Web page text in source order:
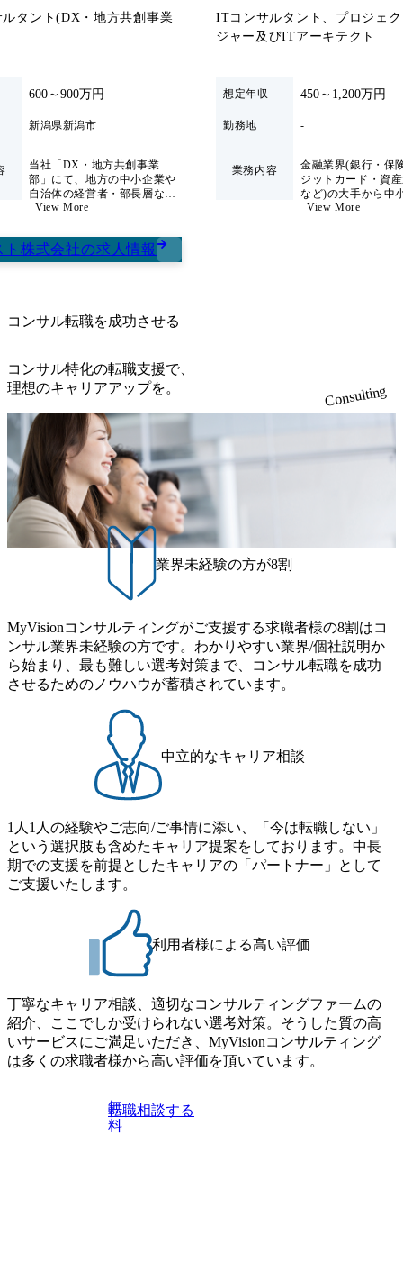
収集から始めたい方にもご参加いただきやすい内容となって
おります。 ※応募意思は不問です。 ※本説明会は未経験者
向けの内容となっております。 ※各回同内容です。 ●内容
(銀行・保険・クレジットカード・資産運用会社など)の大手
から中小企業に対して、ITを活用した課題解決を支援するコ
ンサルティング業務をご担当いただきます。 【具体的に
で幅広く携わります。単なる実行支援にとどまらず、お客様
と同じ立場・視点で考え、課題の本質を捉えたうえで改善提
案や具体的な施策を立案し推進します。システム導入後も継
るような信頼されるパートナーを目指します。 オンライン
(Zoom) ※画面/音声はオフでも問題ございません。 ITコンサ
用した無人AIレジなど、イノベーション事業にも注力し、
社会問題の解決や地域創生に取り組んでいる。 2025年2月時
on.appspot.com/public/images/20251216202924_f72201da-c53f-4c
用、それぞれのスタートに合わせた研修制度を整備 社員の
ながらスキルを磨くことができる。 ​ サインポストでは資格
取得支援制度を設けており、社員がさまざまな資格を取得し
ております。 以前までは約70%が資格を所持していました
ており40.3%。 *システムアナリスト、PMP、銀行業務検定
など他多数 住宅手当や引っ越し補助など、社員の生活をサ
援している。 ​ 月の残業時間平均 20.5 時間 2026年5月26日
情報収集から始めたい方にもご参加いただきやすい内容とな
っております。 ※応募意思は不問です。 ※本説明会は未経
験者向けの内容となっております。 ※各回同内容です。 ●
内容 ・会社紹介、業務内容説明、質疑応答 ●業務内容 金融
業界(銀行・保険・クレジットカード・資産運用会社など)の
大手から中小企業に対して、ITを活用した課題解決を支援す
るコンサルティング業務をご担当いただきます。 【具体的
には】 顧客組織の「一員」として、上流工程から実行支援
まで幅広く携わります。単なる実行支援にとどまらず、お客
様と同じ立場・視点で考え、課題の本質を捉えたうえで改善
提案や具体的な施策を立案し推進します。システム導入後も
継続的にフォローし、「困った時はまず相談したい」と思わ
れるような信頼されるパートナーを目指します。 オンライ
ン(Zoom) ※画面/音声はオフでも問題ございません。 ITコン
サルタント職に興味のある方
タント(DX・地方共創事業
600～900万円
新潟県新潟市
当社「DX・地方共創事業
部」にて、地方の中小企業や
自治体の経営者・部長層など
を対象に、DX推進・業務変
業務をお任せします。 課題の
抽出から解決策の立案・実
行、導入後の定着・運用支援
す。 【具体的には】 ・顧客
行ロードマップ作成 ・経営
層・現場双方への変革イメー
ジ共有や納得感の醸成 ・課題
解決策の企画立案・提案・実
行支援 ・IT活用に向けた業
務・システムモデル作成や調
達支援 ・プロジェクトマネジ
メントおよび進行管理 【組織
構成】 ・在籍:9名 男女
比:5:4 ・20代～50代まで幅広
い年齢層のメンバーが在籍 ※
マネージャー1名に対し、メ
ンバー3名のチーム体制を想
割】 ・部下複数名のマネジメ
ントを行いながら、ヒアリン
グから提案・受注までを主体
案件を自走で管理・遂行でき
ること ・複数案件(3～5件)を
マルチタスクで管理し、自律
的に動けること
View More
ITコンサルタント、プロジェ
ジャー及びITアーキテクト
想定年収 450～1,200万円
勤務地 -
業務内容
金融業界(銀行・保
ジットカード・資
など)の大手から中
対して、ITを活用
まず相談したい」
ような信頼される
役割もお任せしま
View More
ト株式会社の求人情報
コンサル転職を成功させる
コンサル特化の転職支援で、
理想のキャリアアップを。
Consulting
業界未経験の方が8割
MyVisionコンサルティングがご支援する求職者様の8割はコ
ンサル業界未経験の方です。わかりやすい業界/個社説明か
ら始まり、最も難しい選考対策まで、コンサル転職を成功
させるためのノウハウが蓄積されています。
中立的なキャリア相談
1人1人の経験やご志向/ご事情に添い、「今は転職しない」
という選択肢も含めたキャリア提案をしております。中長
期での支援を前提としたキャリアの「パートナー」として
ご支援いたします。
利用者様による高い評価
丁寧なキャリア相談、適切なコンサルティングファームの
紹介、ここでしか受けられない選考対策。そうした質の高
いサービスにご満足いただき、MyVisionコンサルティング
は多くの求職者様から高い評価を頂いています。
無
料
転職相談する